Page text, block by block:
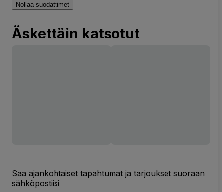
Nollaa suodattimet
Äskettäin katsotut
Saa ajankohtaiset tapahtumat ja tarjoukset suoraan
sähköpostiisi